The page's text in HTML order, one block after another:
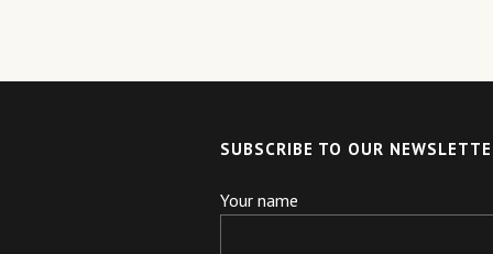
SUBSCRIBE TO OUR
Your name